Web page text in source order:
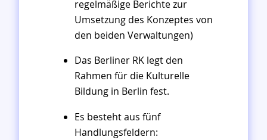
regelmäßige Berichte zur
Umsetzung des Konzeptes von
den beiden Verwaltungen)
Das Berliner RK legt den
Rahmen für die Kulturelle
Bildung in Berlin fest.
Es besteht aus fünf
Handlungsfeldern: